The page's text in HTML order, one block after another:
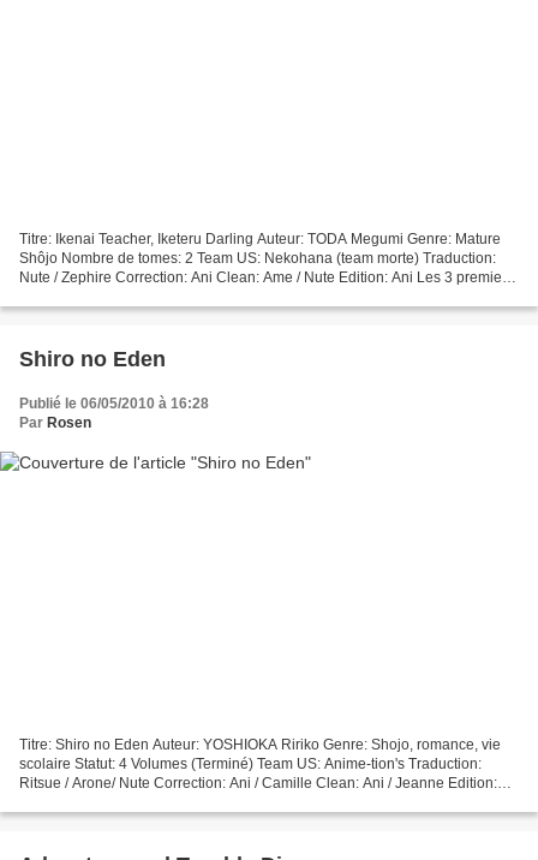
Titre: Ikenai Teacher, Iketeru Darling Auteur: TODA Megumi Genre: Mature
Shôjo Nombre de tomes: 2 Team US: Nekohana (team morte) Traduction:
Nute / Zephire Correction: Ani Clean: Ame / Nute Edition: Ani Les 3 premiers
Shiro no Eden
Publié le 06/05/2010 à 16:28
Par Rosen
Titre: Shiro no Eden Auteur: YOSHIOKA Ririko Genre: Shojo, romance, vie
scolaire Statut: 4 Volumes (Terminé) Team US: Anime-tion's Traduction:
Ritsue / Arone/ Nute Correction: Ani / Camille Clean: Ani / Jeanne Edition: